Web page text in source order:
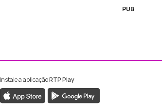
PUB
Madeira
RTP Madeira
Instale a aplicaçãoRTP Play